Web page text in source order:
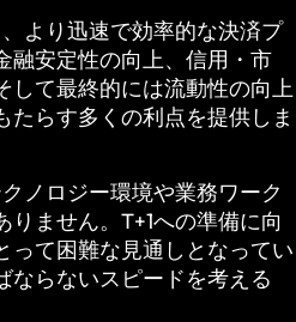
より迅速で効率的な決済プ
融安定性の向上、信用・市
して最終的には流動性の向上
たらす多くの利点を提供しま
ノロジー環境や業務ワーク
ません。T+1への準備に向
って困難な見通しとなってい
ならないスピードを考える